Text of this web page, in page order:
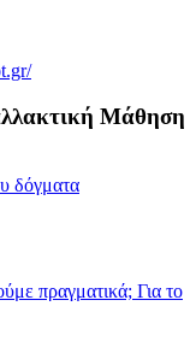
Μάθηση
δόγματα
πραγματικά; Για το